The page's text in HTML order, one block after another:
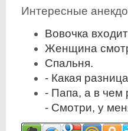
Интересные
Вовочка
Женщина
Спальня.
- Какая
- Папа, а в
- Смотри, у